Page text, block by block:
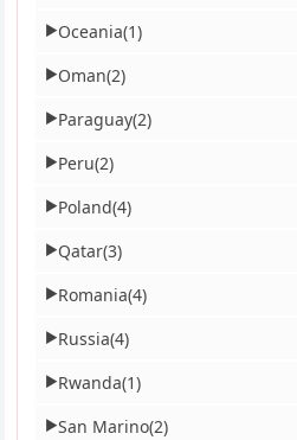
▶Oceania(1)
▶Oman(2)
▶Paraguay(2)
▶Peru(2)
▶Poland(4)
▶Qatar(3)
▶Romania(4)
▶Russia(4)
▶Rwanda(1)
▶San Marino(2)